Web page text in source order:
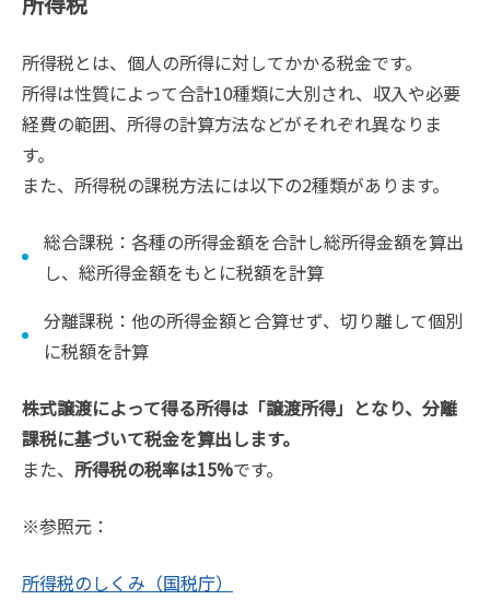
所得税とは、個人の所得に対してかかる税金です。
所得は性質によって合計10種類に大別され、収入や必要
経費の範囲、所得の計算方法などがそれぞれ異なりま
す。
また、所得税の課税方法には以下の2種類があります。
総合課税：各種の所得金額を合計し総所得金額を算出
し、総所得金額をもとに税額を計算
分離課税：他の所得金額と合算せず、切り離して個別
に税額を計算
株式譲渡によって得る所得は「譲渡所得」となり、分離
課税に基づいて税金を算出します。
また、 所得税の税率は15%です。
※参照元：
所得税のしくみ（国税庁）